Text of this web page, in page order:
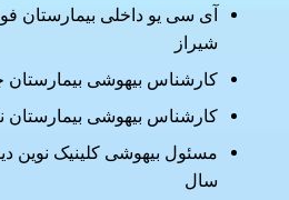
آی سی یو داخلی
شیراز
کارشناس بیهوشی بیمارستان
کارشناس بیهوشی بیمارستان
سال